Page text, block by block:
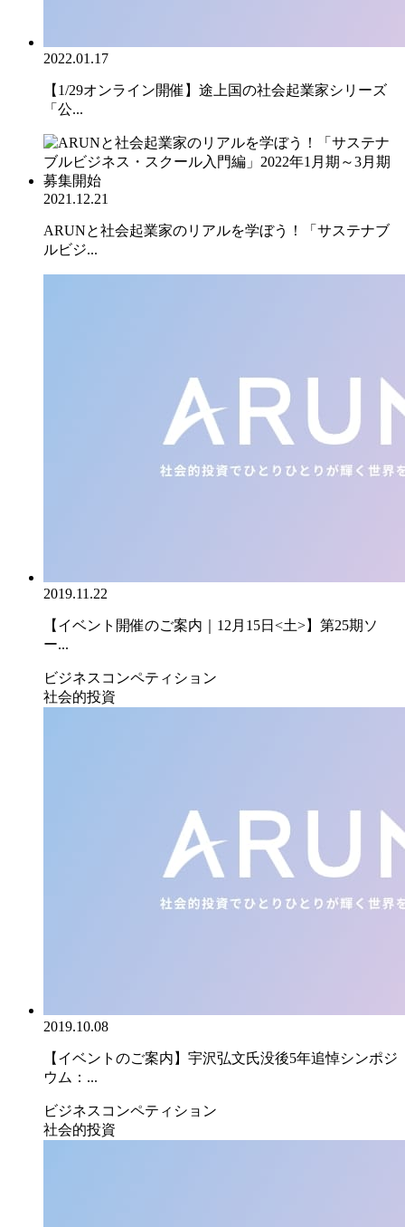
2022.01.17
【1/29オンライン開催】途上国の社会起業家シリーズ
「公...
2021.12.21
ARUNと社会起業家のリアルを学ぼう！「サステナブ
ルビジ...
2019.11.22
【イベント開催のご案内｜12月15日<土>】第25期ソ
ー...
ビジネスコンペティション
社会的投資
2019.10.08
【イベントのご案内】宇沢弘文氏没後5年追悼シンポジ
ウム：...
ビジネスコンペティション
社会的投資